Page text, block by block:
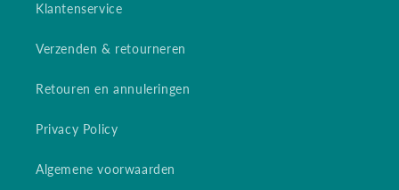
Klantenservice
Verzenden & retourneren
Retouren en annuleringen
Privacy Policy
Algemene voorwaarden